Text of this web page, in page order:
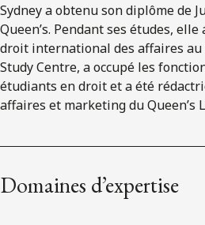
Sydney a obtenu son diplôme de
Queen’s. Pendant ses études,
droit international des affaires
Study Centre, a occupé les
étudiants en droit et a été
affaires et marketing du Queen’s
Domaines d’expertise